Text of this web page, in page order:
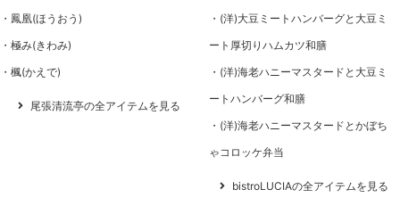
鳳凰(ほうおう)
極み(きわみ)
楓(かえで)
尾張清流亭の全アイテムを見る
(洋)大豆ミートハンバーグと大豆ミ
ート厚切りハムカツ和膳
(洋)海老ハニーマスタードと大豆ミ
ートハンバーグ和膳
(洋)海老ハニーマスタードとかぼち
ゃコロッケ弁当
bistroLUCIAの全アイテムを見る